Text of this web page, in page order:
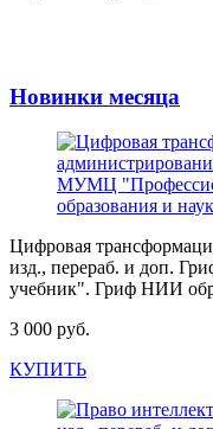
Новинки месяца
Цифровая
изд., перераб. и доп.
учебник". Гриф НИИ
3 000 руб.
КУПИТЬ